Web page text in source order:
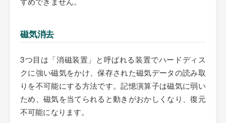
磁気消去
3つ目は「消磁装置」と呼ばれる装置でハードディス
クに強い磁気をかけ、保存された磁気データの読み取
りを不可能にする方法です。記憶演算子は磁気に弱い
ため、磁気を当てられると動きがおかしくなり、復元
不可能になります。